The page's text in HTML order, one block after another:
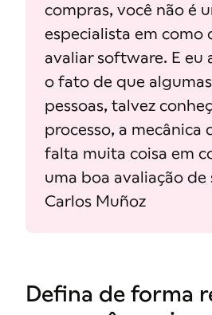
compras, você não é
especialista em como
avaliar software. E eu
o fato de que
pessoas, talvez
processo, a mecânica
falta muita coisa em
uma boa avaliação de
Carlos Muñoz
Defina de forma